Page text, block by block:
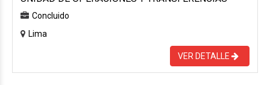
Concluido
Lima
VER DETALLE